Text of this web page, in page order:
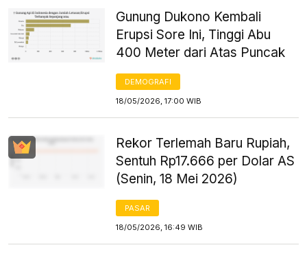
Gunung Dukono Kembali
Erupsi Sore Ini, Tinggi Abu
400 Meter dari Atas Puncak
DEMOGRAFI
18/05/2026, 17:00 WIB
Rekor Terlemah Baru Rupiah,
Sentuh Rp17.666 per Dolar AS
(Senin, 18 Mei 2026)
PASAR
18/05/2026, 16:49 WIB